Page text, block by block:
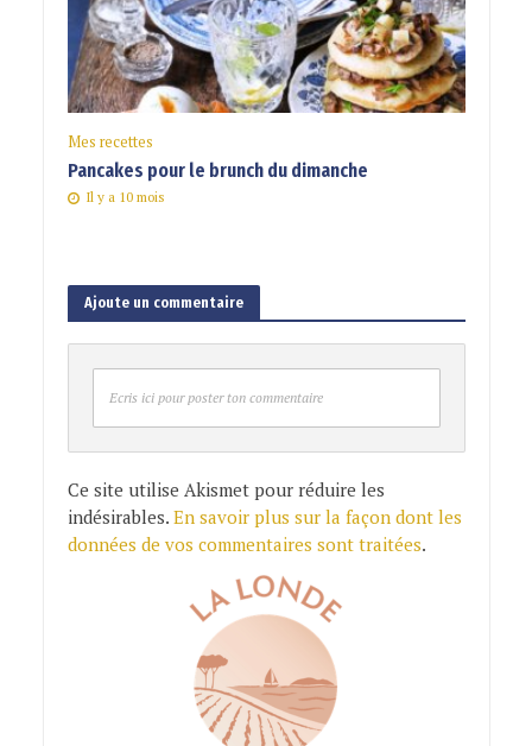
Mes recettes
Pancakes pour le brunch du dimanche
Il y a 10 mois
Ajoute un commentaire
Ecris ici pour poster ton commentaire
Ce site utilise Akismet pour réduire les
indésirables. En savoir plus sur la façon dont les
données de vos commentaires sont traitées.